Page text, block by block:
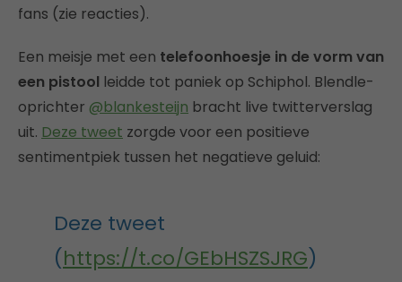
fans (zie reacties).
Een meisje met een telefoonhoesje in de vorm van
een pistool leidde tot paniek op Schiphol. Blendle-
oprichter @blankesteijn bracht live twitterverslag
uit. Deze tweet zorgde voor een positieve
sentimentpiek tussen het negatieve geluid:
Deze tweet
(https://t.co/GEbHSZSJRG)